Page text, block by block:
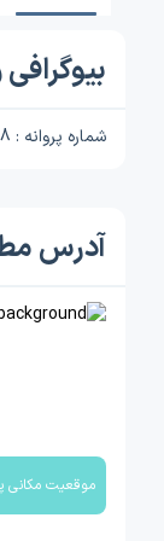
شماره پروانه : 5988
آدرس
موقعیت